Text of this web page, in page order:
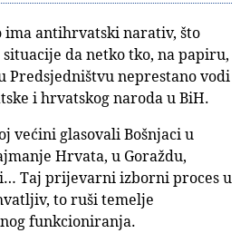
ima antihrvatski narativ, što
da netko tko, na papiru,
Predsjedništvu neprestano vodi
i hrvatskog naroda u BiH.
većini glasovali Bošnjaci u
Hrvata, u Goraždu,
Taj prijevarni izborni proces u
to ruši temelje
funkcioniranja.